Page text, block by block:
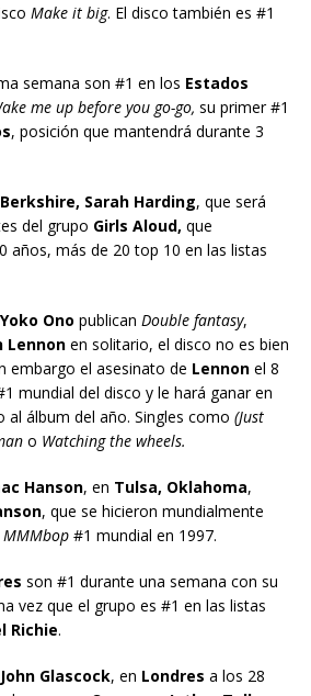
Make it big. El disco también es #1
semana son #1 en los Estados
me up before you go-go, su primer #1
, posición que mantendrá durante 3
Sarah Harding, que será
del grupo Girls Aloud, que
años, más de 20 top 10 en las listas
Ono publican Double fantasy,
Lennon en solitario, el disco no es bien
embargo el asesinato de Lennon el 8
mundial del disco y le hará ganar en
al álbum del año. Singles como (Just
o Watching the wheels.
Hanson, en Tulsa, Oklahoma,
, que se hicieron mundialmente
MMMbop #1 mundial en 1997.
son #1 durante una semana con su
vez que el grupo es #1 en las listas
Richie.
John Glascock, en Londres a los 28